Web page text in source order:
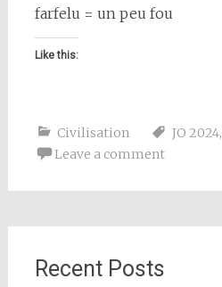
farfelu = un peu fou
Like this:
Civilisation JO 2024,
Leave a comment
Recent Posts